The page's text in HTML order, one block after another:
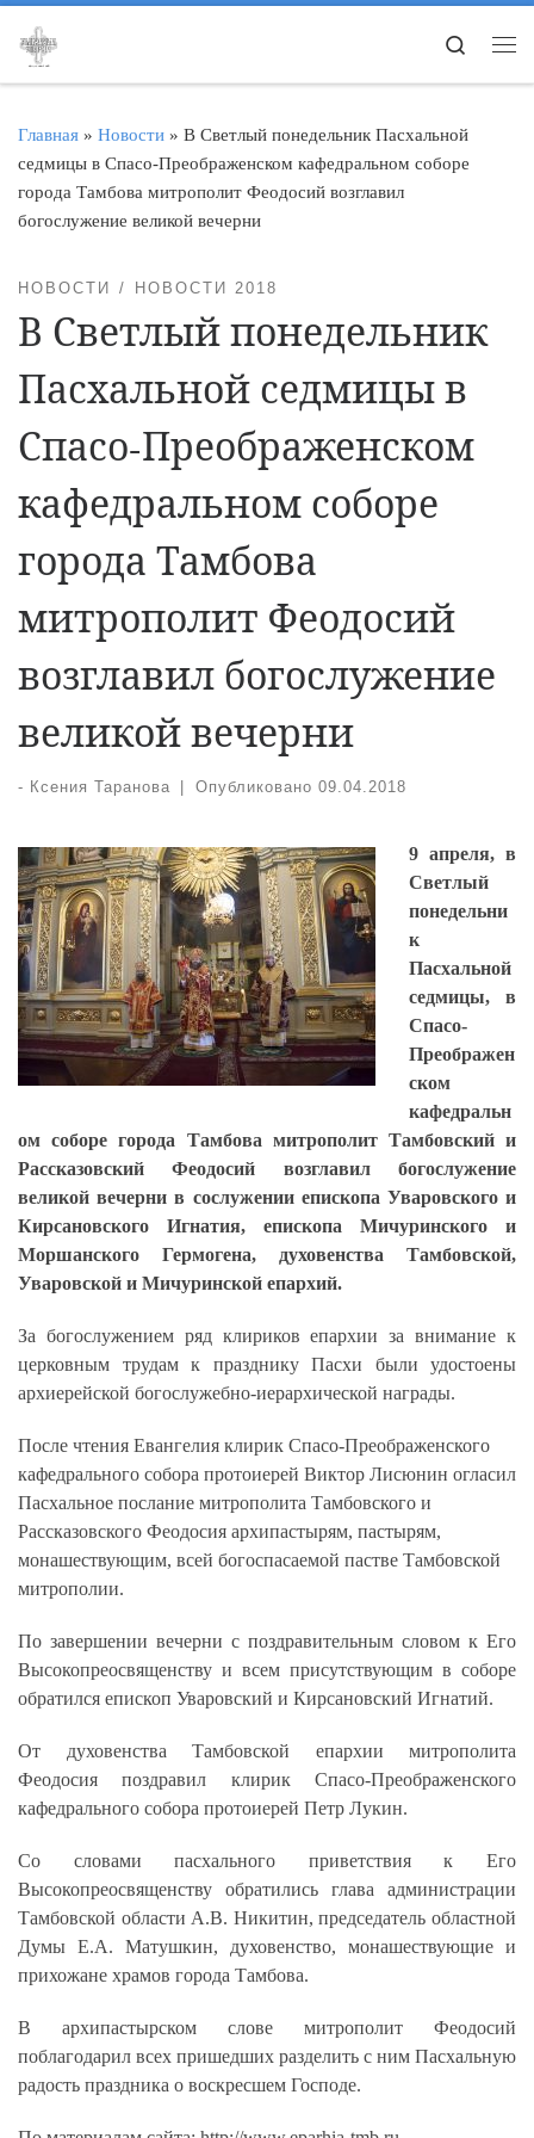
Перейти к содержимому
Search
Главная » Новости » В Светлый понедельник Пасхальной
седмицы в Спасо-Преображенском кафедральном соборе
города Тамбова митрополит Феодосий возглавил
богослужение великой вечерни
НОВОСТИ НОВОСТИ 2018
В Светлый понедельник
Пасхальной седмицы в
Спасо-Преображенском
кафедральном соборе
города Тамбова
митрополит Феодосий
возглавил богослужение
великой вечерни
- Ксения Таранова Опубликовано 09.04.2018
9 апреля, в
Светлый
понедельни
к
Пасхальной
седмицы, в
Спасо-
Преображен
ском
кафедральн
ом соборе города Тамбова митрополит Тамбовский и
Рассказовский Феодосий возглавил богослужение
великой вечерни в сослужении епископа Уваровского и
Кирсановского Игнатия, епископа Мичуринского и
Моршанского Гермогена, духовенства Тамбовской,
Уваровской и Мичуринской епархий.
За богослужением ряд клириков епархии за внимание к
церковным трудам к празднику Пасхи были удостоены
архиерейской богослужебно-иерархической награды.
После чтения Евангелия клирик Спасо-Преображенского
кафедрального собора протоиерей Виктор Лисюнин огласил
Пасхальное послание митрополита Тамбовского и
Рассказовского Феодосия архипастырям, пастырям,
монашествующим, всей богоспасаемой пастве Тамбовской
митрополии.
По завершении вечерни с поздравительным словом к Его
Высокопреосвященству и всем присутствующим в соборе
обратился епископ Уваровский и Кирсановский Игнатий.
От духовенства Тамбовской епархии митрополита
Феодосия поздравил клирик Спасо-Преображенского
кафедрального собора протоиерей Петр Лукин.
Со словами пасхального приветствия к Его
Высокопреосвященству обратились глава администрации
Тамбовской области А.В. Никитин, председатель областной
Думы Е.А. Матушкин, духовенство, монашествующие и
прихожане храмов города Тамбова.
В архипастырском слове митрополит Феодосий
поблагодарил всех пришедших разделить с ним Пасхальную
радость праздника о воскресшем Господе.